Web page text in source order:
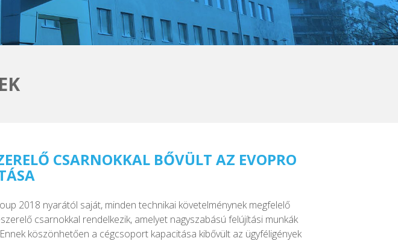
CSARNOKKAL BŐVÜLT AZ EVOPRO
2018 nyarától saját, minden technikai követelménynek megfelelő
csarnokkal rendelkezik, amelyet nagyszabású felújítási munkák
köszönhetően a cégcsoport kapacitása kibővült az ügyféligények